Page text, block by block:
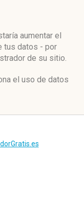
aumentar el
tus datos - por
de su sitio.
el uso de datos